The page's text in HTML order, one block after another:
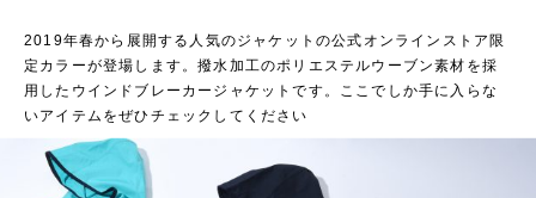
2019年春から展開する人気のジャケットの公式オンラインストア限
定カラーが登場します。撥水加工のポリエステルウーブン素材を採
用したウインドブレーカージャケットです。ここでしか手に入らな
いアイテムをぜひチェックしてください